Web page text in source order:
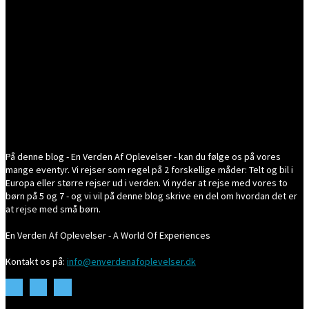
På denne blog - En Verden Af Oplevelser - kan du følge os på vores
mange eventyr. Vi rejser som regel på 2 forskellige måder: Telt og bil i
Europa eller større rejser ud i verden. Vi nyder at rejse med vores to
børn på 5 og 7 - og vi vil på denne blog skrive en del om hvordan det er
at rejse med små børn.
En Verden Af Oplevelser - A World Of Experiences
Kontakt os på: info@enverdenafoplevelser.dk